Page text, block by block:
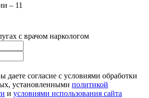
– 11
с врачом наркологом
даете согласие с условиями обработки
установленными политикой
и условиями использования сайта